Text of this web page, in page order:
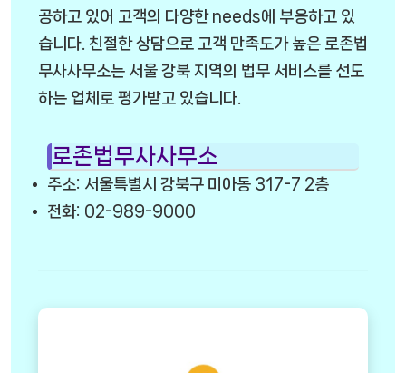
공하고 있어 고객의 다양한 needs에 부응하고 있
습니다. 친절한 상담으로 고객 만족도가 높은 로존법
무사사무소는 서울 강북 지역의 법무 서비스를 선도
하는 업체로 평가받고 있습니다.
로존법무사사무소
주소: 서울특별시 강북구 미아동 317-7 2층
전화: 02-989-9000